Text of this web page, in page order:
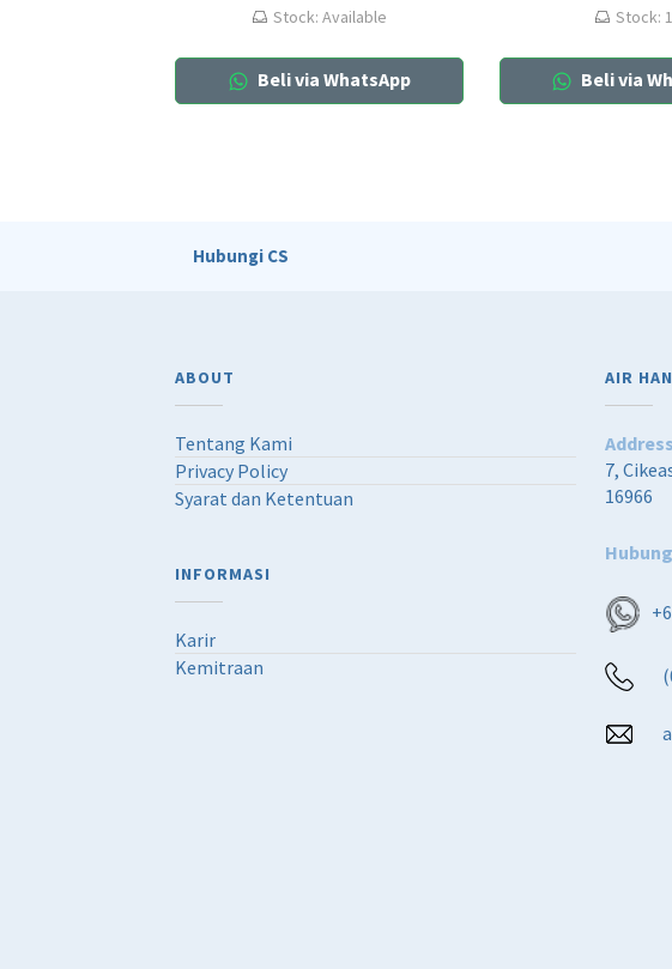
Stock: Available
Beli via WhatsApp
g
i
n
2
,
6
,
Stock:
Beli via
Hubungi CS
ABOUT
Tentang Kami
Privacy Policy
Syarat dan Ketentuan
INFORMASI
Karir
Kemitraan
AIR
7,
16966